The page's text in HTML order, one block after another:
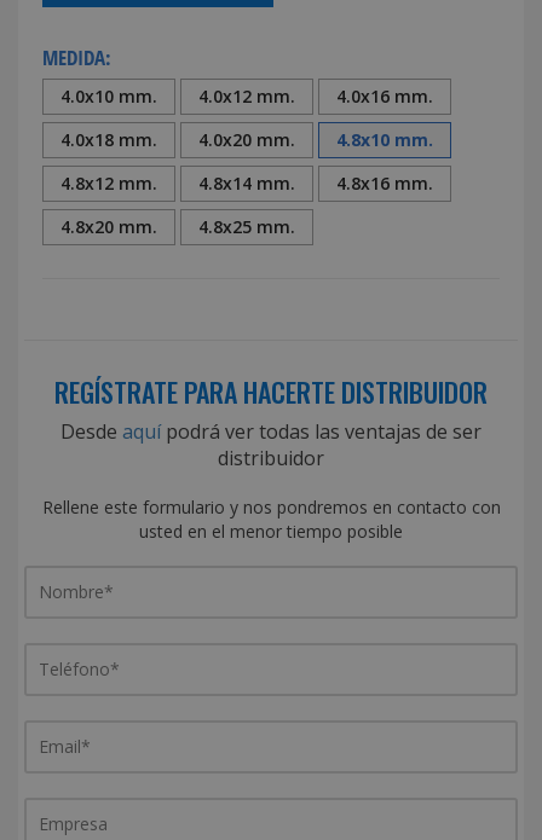
MEDIDA:
4.0x10 mm. 4.0x12 mm.
4.0x16 mm.
4.0x18 mm.
4.0x20 mm.
4.8x10 mm.
4.8x12 mm.
4.8x14 mm.
4.8x16 mm.
4.8x20 mm.
4.8x25 mm.
REGÍSTRATE PARA HACERTE DISTRIBUIDOR
Desde aquípodrá ver todas las ventajas de ser
distribuidor
Rellene este formulario y nos pondremos en contacto con
usted en el menor tiempo posible